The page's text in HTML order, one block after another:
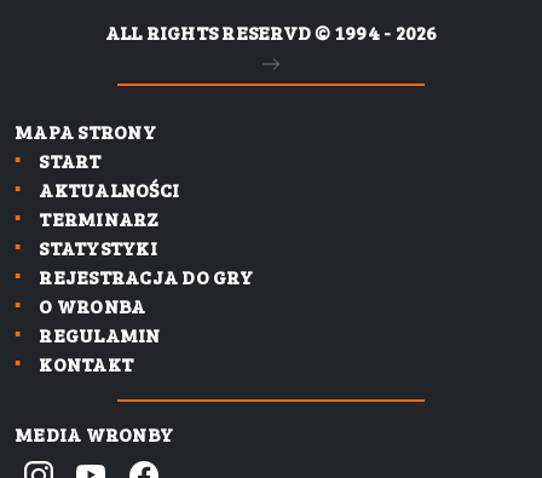
ALL RIGHTS RESERVD © 1994 - 2026
MAPA STRONY
START
AKTUALNOŚCI
TERMINARZ
STATYSTYKI
REJESTRACJA DO GRY
O WRONBA
REGULAMIN
KONTAKT
MEDIA WRONBY